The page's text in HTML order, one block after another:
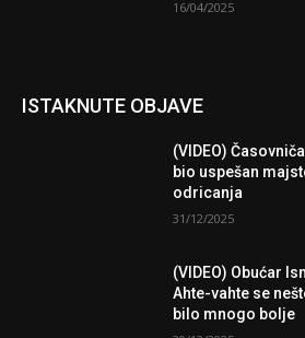
16/04/2025
ISTAKNUTE OBJAVE
(VIDEO)
bio uspešan
odricanja
31/12/2025
(VIDEO) Obućar
Ahte-vahte se
bilo mnogo bolje